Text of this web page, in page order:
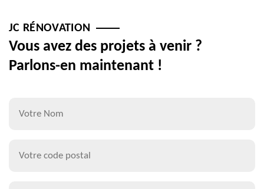
JC RÉNOVATION
Vous avez des projets à venir ?
Parlons-en maintenant !